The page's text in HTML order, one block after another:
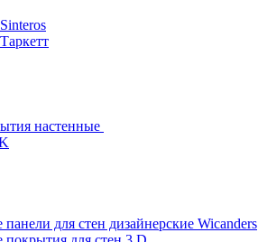
настенные
для стен дизайнерские Wicanders